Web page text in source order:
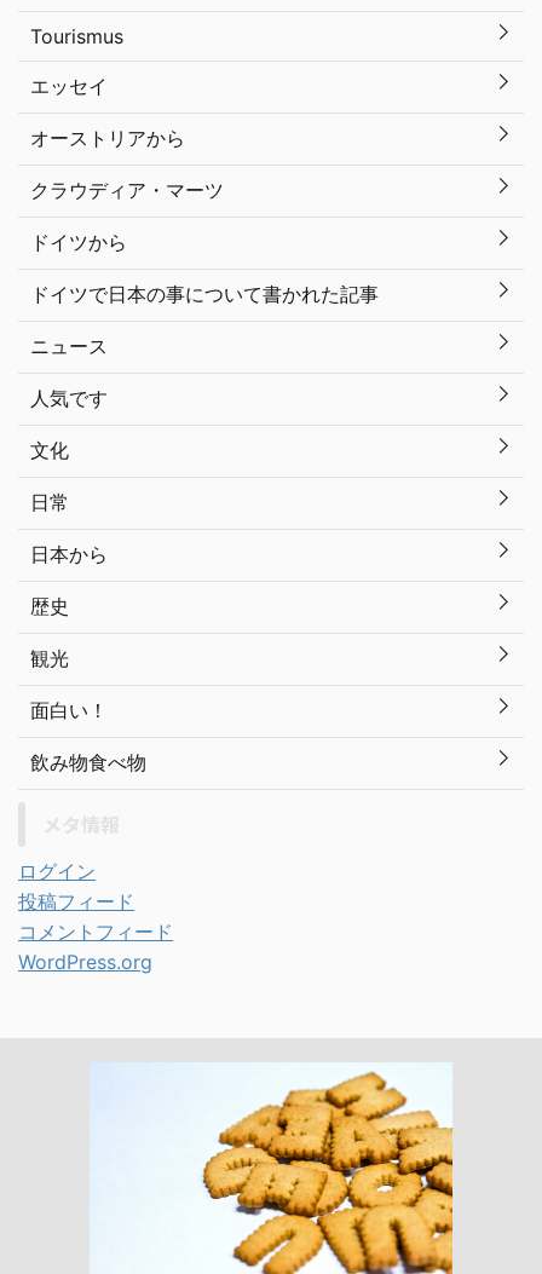
Tourismus
エッセイ
オーストリアから
クラウディア・マーツ
ドイツから
ドイツで日本の事について書かれた記事
ニュース
人気です
文化
日常
日本から
歴史
観光
面白い！
飲み物食べ物
ログイン
投稿フィード
コメントフィード
WordPress.org